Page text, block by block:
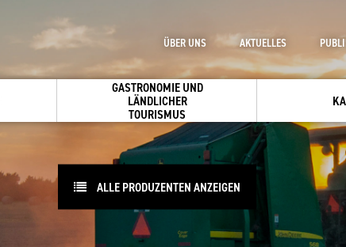
GASTRONOMIE UND
LÄNDLICHER
TOURISMUS
ÜBER UNS AKTUELLES
ALLE PRODUZENTEN ANZEIGEN